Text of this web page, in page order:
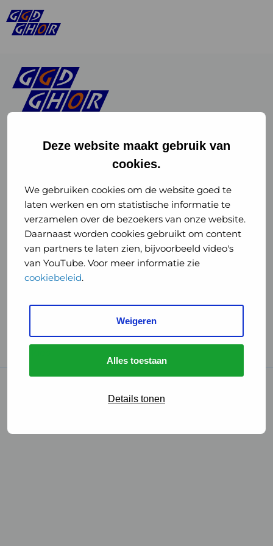
Deze website maakt gebruik van
cookies.
We gebruiken cookies om de website goed te
laten werken en om statistische informatie te
verzamelen over de bezoekers van onze website.
Daarnaast worden cookies gebruikt om content
van partners te laten zien, bijvoorbeeld video's
van YouTube. Voor meer informatie zie
cookiebeleid.
Weigeren
Alles toestaan
Details tonen
of
GGD
GHOR
Nederland
Instagram
of
GGD
GHOR
Nederland
GGD Reizen op social media
GGD Reizen
GGD Reisvaccinaties